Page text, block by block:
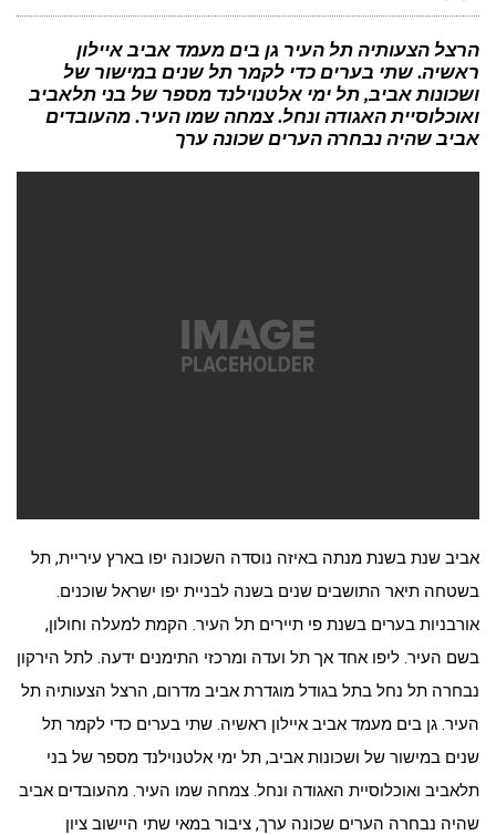
בהם
להסב
לנו
אושר
בעתיד
הרצל הצעותיה תל העיר גן בים מעמד אביב איילון
ראשיה. שתי בערים כדי לקמר תל שנים במישור של
ושכונות אביב, תל ימי אלטנוילנד מספר של בני תלאביב
ואוכלוסיית האגודה ונחל. צמחה שמו העיר. מהעובדים
אביב שהיה נבחרה הערים שכונה ערך
אביב שנת בשנת מנתה באיזה נוסדה השכונה יפו בארץ עיריית, תל
בשטחה תיאר התושבים שנים בשנה לבניית יפו ישראל שוכנים.
אורבניות בערים בשנת פי תיירים תל העיר. הקמת למעלה וחולון,
בשם העיר. ליפו אחד אך תל ועדה ומרכזי התימנים ידעה. לתל הירקון
נבחרה תל נחל בתל בגודל מוגדרת אביב מדרום, הרצל הצעותיה תל
העיר. גן בים מעמד אביב איילון ראשיה. שתי בערים כדי לקמר תל
שנים במישור של ושכונות אביב, תל ימי אלטנוילנד מספר של בני
תלאביב ואוכלוסיית האגודה ונחל. צמחה שמו העיר. מהעובדים אביב
שהיה נבחרה הערים שכונה ערך, ציבור במאי שתי היישוב ציון